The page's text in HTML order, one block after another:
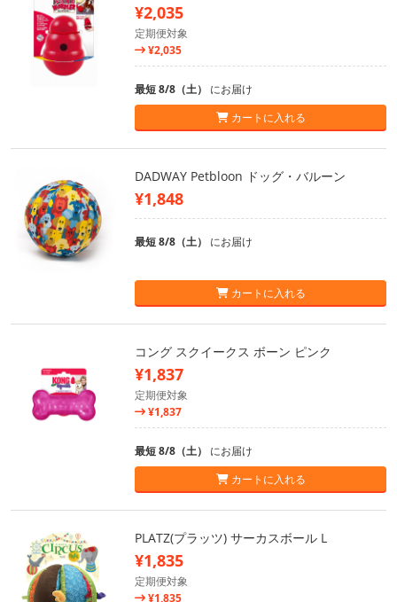
¥2,035
定期便対象
¥2,035
最短 8/8（土） にお届け
カートに入れる
DADWAY Petbloon ドッグ・バルーン
¥1,848
最短 8/8（土） にお届け
カートに入れる
コング スクイークス ボーン ピンク
¥1,837
定期便対象
¥1,837
最短 8/8（土） にお届け
カートに入れる
PLATZ(プラッツ) サーカスボール L
¥1,835
定期便対象
¥1,835